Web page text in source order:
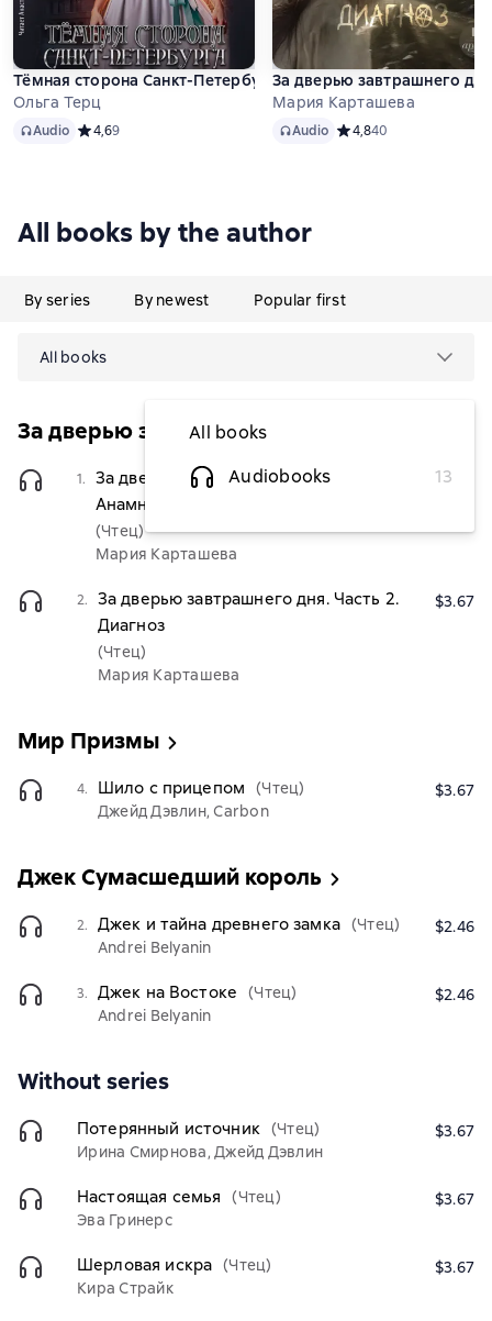
Тёмная сторона Санкт-Петербурга
Ольга Терц
AudioAudio Средний рейтинг 4,6 на основе 9 оценок
4,69
За дверью завтрашнего
Мария Карташева
AudioAudio Средний рейтинг 4,8
4,840
All books by the author
By series By newest Popular first
All books
All books
Audiobooks
13
За дверью завтрашнего дня
1.
За дверью завтрашнего дня. Часть 1.
Анамнез
(Чтец)
Мария Карташева
$3.67
2.
За дверью завтрашнего дня. Часть 2.
Диагноз
(Чтец)
Мария Карташева
$3.67
Мир Призмы
4. Шило с прицепом
(Чтец)
Джейд Дэвлин, Carbon
$3.67
Джек Сумасшедший король
2. Джек и тайна древнего замка (Чтец)
Andrei Belyanin
$2.46
3. Джек на Востоке
(Чтец)
Andrei Belyanin
$2.46
Without series
Потерянный источник (Чтец)
Ирина Смирнова, Джейд Дэвлин
$3.67
Настоящая семья
(Чтец)
Эва Гринерс
$3.67
Шерловая искра (Чтец)
Кира Страйк
$3.67